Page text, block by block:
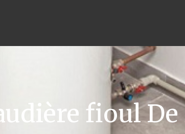
fioul